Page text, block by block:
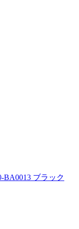
BA0013 ブラック